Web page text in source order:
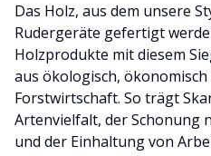
Das Holz, aus dem unsere
Rudergeräte gefertigt
Holzprodukte mit diesem
aus ökologisch,
Forstwirtschaft. So trägt
Artenvielfalt, der Schonung
und der Einhaltung von